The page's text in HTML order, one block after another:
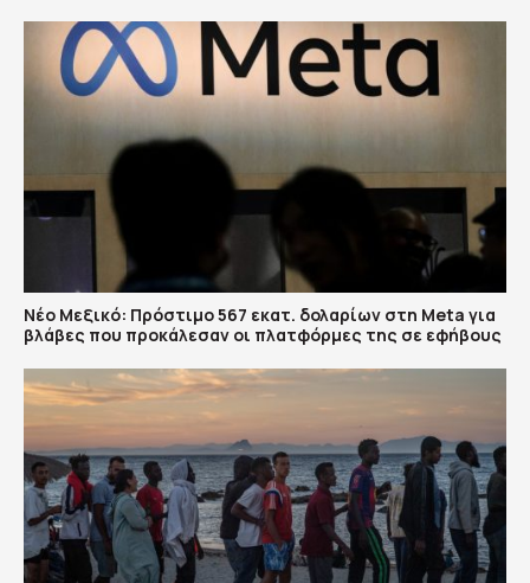
Νέο Μεξικό: Πρόστιμο 567 εκατ. δολαρίων στη Meta για
βλάβες που προκάλεσαν οι πλατφόρμες της σε εφήβους